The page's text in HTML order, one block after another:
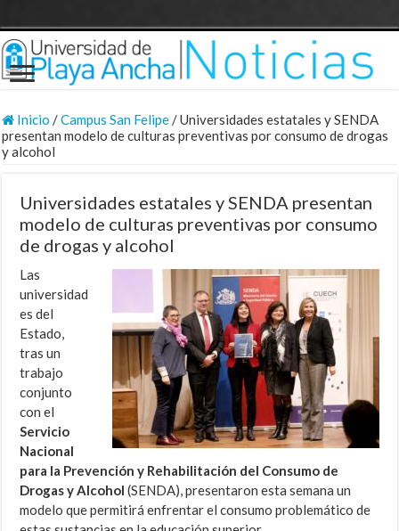
Inicio /Campus San Felipe/Universidades estatales y SENDA
presentan modelo de culturas preventivas por consumo de drogas
y alcohol
Universidades estatales y SENDA presentan
modelo de culturas preventivas por consumo
de drogas y alcohol
Las
universidad
es del
Estado,
tras un
trabajo
conjunto
con el
Servicio
Nacional
para la Prevención y Rehabilitación del Consumo de
Drogas y Alcohol (SENDA), presentaron esta semana un
modelo que permitirá enfrentar el consumo problemático de